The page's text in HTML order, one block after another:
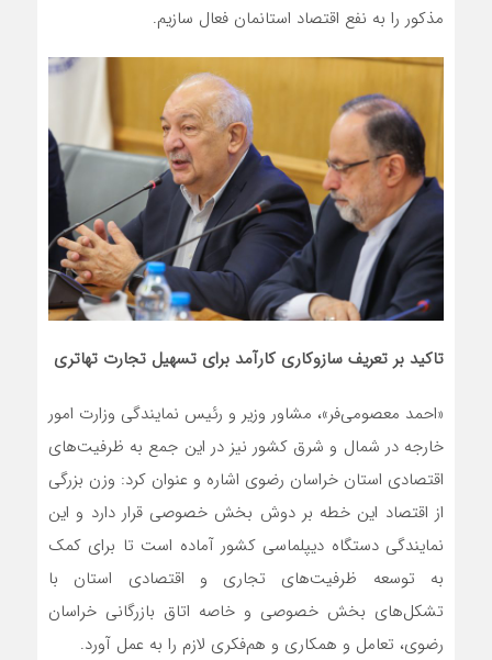
مذکور را به نفع اقتصاد استانمان فعال سازیم.
تاکید بر تعریف سازوکاری کارآمد برای تسهیل تجارت تهاتری
«احمد معصومی‌فر»، مشاور وزیر و رئیس نمایندگی وزارت امور
خارجه در شمال و شرق کشور نیز در این جمع به ظرفیت‌های
اقتصادی استان خراسان رضوی اشاره و عنوان کرد: وزن بزرگی
از اقتصاد این خطه بر دوش بخش خصوصی قرار دارد و این
نمایندگی دستگاه دیپلماسی کشور آماده است تا برای کمک
به توسعه ظرفیت‌های تجاری و اقتصادی استان با
تشکل‌های بخش خصوصی و خاصه اتاق بازرگانی خراسان
رضوی، تعامل و همکاری و هم‌فکری لازم را به عمل آورد.